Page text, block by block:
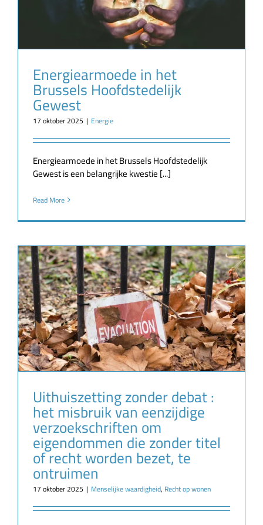
Energiearmoede in het
Brussels Hoofdstedelijk
Gewest
17 oktober 2025 | Energie
Energiearmoede in het Brussels Hoofdstedelijk
Gewest is een belangrijke kwestie [...]
Read More
Uithuiszetting zonder debat :
het misbruik van eenzijdige
verzoekschriften om
eigendommen die zonder titel
of recht worden bezet, te
ontruimen
17 oktober 2025 | Menselijke waardigheid, Recht op wonen